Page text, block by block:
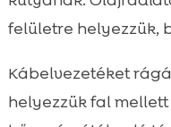
felületre helyezzük,
Kábelvezetéket
helyezzük fal